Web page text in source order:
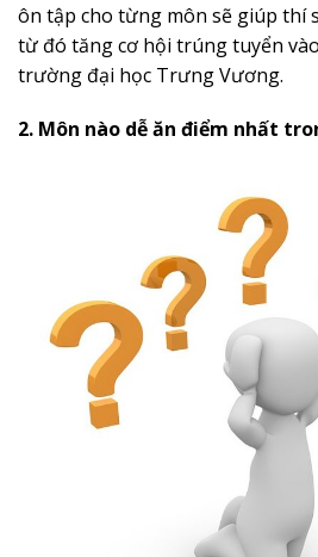
ôn tập cho từng môn sẽ giúp thí
từ đó tăng cơ hội trúng tuyển
trường đại học Trưng Vương.
2. Môn nào dễ ăn điểm nhất